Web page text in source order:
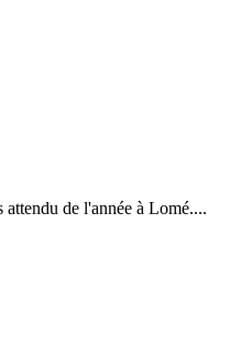
de l'année à Lomé....